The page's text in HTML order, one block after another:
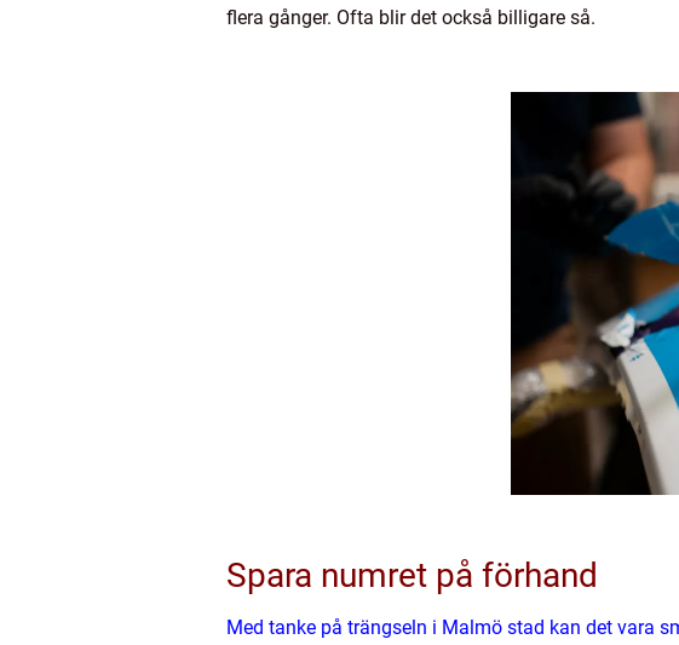
flera gånger. Ofta blir det också billigare så.
Spara numret på förhand
Med tanke på trängseln i Malmö stad kan det vara